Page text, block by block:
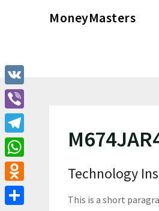
MoneyMasters
Technology
This is a short
VK
Viber
Telegram
WhatsApp
Odnoklassniki